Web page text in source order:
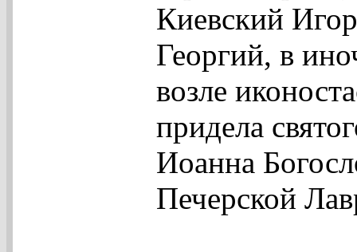
Киевский
Георгий, в
возле
придела
Иоанна
Печерской